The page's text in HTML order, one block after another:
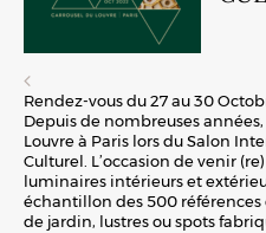
Rendez-vous du 27 au 30
Depuis de nombreuses
Louvre à Paris lors du Salon
Culturel. L’occasion de venir
luminaires intérieurs et
échantillon des 500
de jardin, lustres ou spots